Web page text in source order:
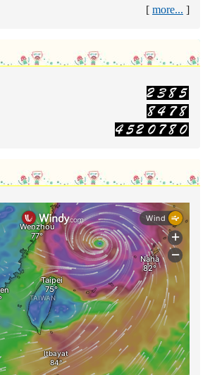
[ more... ]